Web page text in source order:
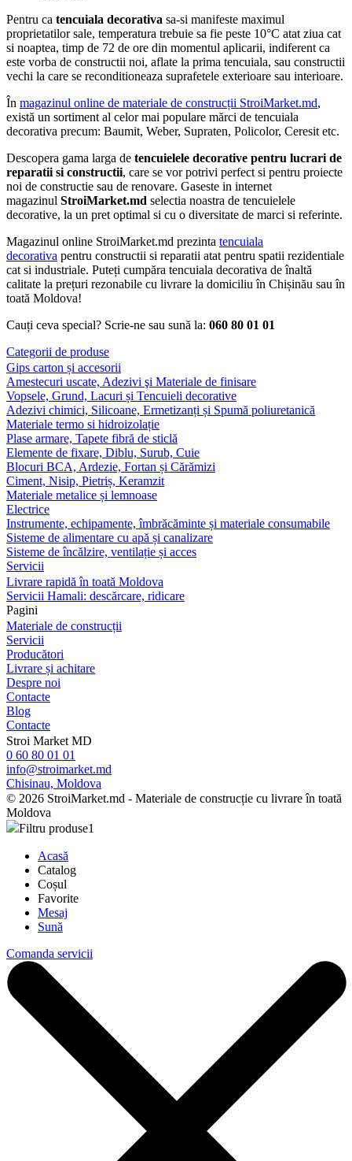
Pentru ca tencuiala decorativa sa-si manifeste maximul
proprietatilor sale, temperatura trebuie sa fie peste 10°C atat ziua cat
si noaptea, timp de 72 de ore din momentul aplicarii, indiferent ca
este vorba de constructii noi, aflate la prima tencuiala, sau constructii
vechi la care se reconditioneaza suprafetele exterioare sau interioare.
În magazinul online de materiale de construcții StroiMarket.md,
există un sortiment al celor mai populare mărci de tencuiala
decorativa precum: Baumit, Weber, Supraten, Policolor, Ceresit etc.
Descopera gama larga de tencuielele decorative pentru lucrari de
reparatii si constructii, care se vor potrivi perfect si pentru proiecte
noi de constructie sau de renovare. Gaseste in internet
magazinul StroiMarket.md selectia noastra de tencuielele
decorative, la un pret optimal si cu o diversitate de marci si referinte.
Magazinul online StroiMarket.md prezinta tencuiala
decorativa pentru constructii si reparatii atat pentru spatii rezidentiale
cat si industriale. Puteți cumpăra tencuiala decorativa de înaltă
calitate la prețuri rezonabile cu livrare la domiciliu în Chișinău sau în
toată Moldova!
Cauți ceva special? Scrie-ne sau sună la: 060 80 01 01
Categorii de produse
Gips carton și accesorii
Amestecuri uscate, Adezivi şi Materiale de finisare
Vopsele, Grund, Lacuri și Tencuieli decorative
Adezivi chimici, Silicoane, Ermetizanți și Spumă poliuretanică
Materiale termo si hidroizolație
Plase armare, Tapete fibră de sticlă
Elemente de fixare, Diblu, Surub, Cuie
Blocuri BCA, Ardezie, Fortan și Cărămizi
Ciment, Nisip, Pietriș, Keramzit
Materiale metalice și lemnoase
Electrice
Instrumente, echipamente, îmbrăcăminte și materiale consumabile
Sisteme de alimentare cu apă și canalizare
Sisteme de încălzire, ventilație și acces
Servicii
Livrare rapidă în toată Moldova
Servicii Hamali: descărcare, ridicare
Pagini
Materiale de construcții
Servicii
Producători
Livrare și achitare
Despre noi
Contacte
Blog
Contacte
Stroi Market MD
0 60 80 01 01
info@stroimarket.md
Chisinau, Moldova
© 2026 StroiMarket.md - Materiale de construcție cu livrare în toată
Moldova
Filtru produse1
Acasă
Catalog
Coșul
Favorite
Mesaj
Sună
Comanda servicii